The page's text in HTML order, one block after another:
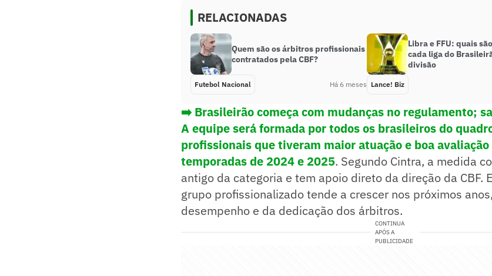
RELACIONADAS
Quem são os árbitros profissionais
contratados pela CBF?
Futebol Nacional Há 6 meses
Libra e FFU: quais
cada liga do
divisão
Lance! Biz
➡️ Brasileirão começa com mudanças no regulamento;
A equipe será formada por todos os brasileiros do
profissionais que tiveram maior atuação e boa avaliação
temporadas de 2024 e 2025. Segundo Cintra, a medida
antigo da categoria e tem apoio direto da direção da CBF.
grupo profissionalizado tende a crescer nos próximos
desempenho e da dedicação dos árbitros.
CONTINUA
APÓS A
PUBLICIDADE